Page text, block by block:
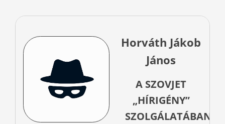
Horváth Jákob
János
A SZOVJET
„HÍRIGÉNY”
SZOLGÁLATÁBAN,